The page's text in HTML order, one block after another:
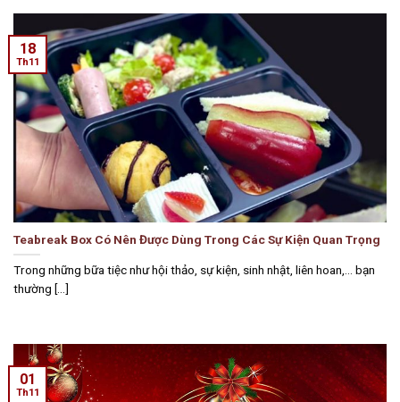
Teabreak Box Có Nên Được Dùng Trong Các Sự Kiện Quan Trọng
Trong những bữa tiệc như hội thảo, sự kiện, sinh nhật, liên hoan,… bạn
thường [...]
18
Th11
01
Th11